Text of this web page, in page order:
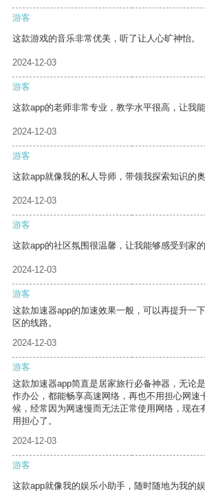
游客
这款游戏的音乐非常优美，听了让人心旷神怡。
2024-12-03
游客
这款app的老师非常专业，教学水平很高，让我
2024-12-03
游客
这款app就像我的私人导师，带领我探索知识的奥
2024-12-03
游客
这款app的社区氛围很温馨，让我能够感受到家的
2024-12-03
游客
这款加速器app的加速效果一般，可以再提升一
区的线路。
2024-12-03
游客
这款加速器app简直是居家旅行必备神器，无论
作办公，都能畅享高速网络，再也不用担心网速
候，经常因为网速慢而无法正常使用网络，现在
用担心了。
2024-12-03
游客
这款app就像我的娱乐小助手，随时随地为我的娱